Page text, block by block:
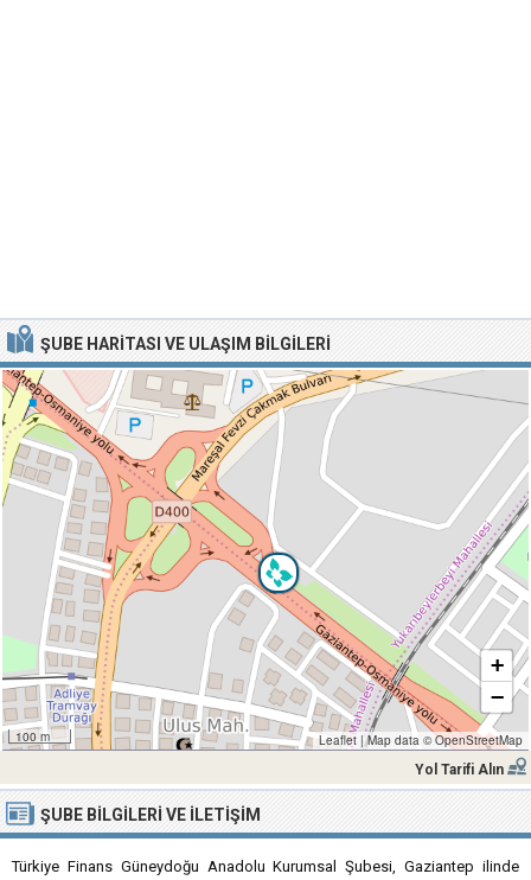
ŞUBE HARITASI VE ULAŞIM BILGILERI
100 m
+
−
Leaflet |Map data © OpenStreetMap
Yol Tarifi Alın
ŞUBE BILGILERI VE İLETIŞIM
Türkiye Finans Güneydoğu Anadolu Kurumsal Şubesi, Gaziantep ilinde